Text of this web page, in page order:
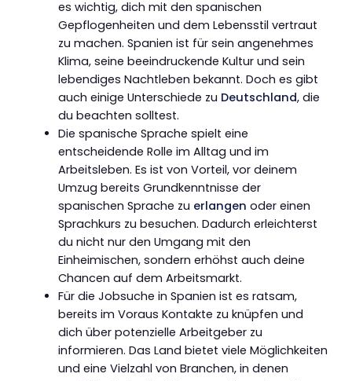
es wichtig, dich mit den spanischen
Gepflogenheiten und dem Lebensstil vertraut
zu machen. Spanien ist für sein angenehmes
Klima, seine beeindruckende Kultur und sein
lebendiges Nachtleben bekannt. Doch es gibt
auch einige Unterschiede zu Deutschland, die
du beachten solltest.
Die spanische Sprache spielt eine
entscheidende Rolle im Alltag und im
Arbeitsleben. Es ist von Vorteil, vor deinem
Umzug bereits Grundkenntnisse der
spanischen Sprache zu erlangen oder einen
Sprachkurs zu besuchen. Dadurch erleichterst
du nicht nur den Umgang mit den
Einheimischen, sondern erhöhst auch deine
Chancen auf dem Arbeitsmarkt.
Für die Jobsuche in Spanien ist es ratsam,
bereits im Voraus Kontakte zu knüpfen und
dich über potenzielle Arbeitgeber zu
informieren. Das Land bietet viele Möglichkeiten
und eine Vielzahl von Branchen, in denen